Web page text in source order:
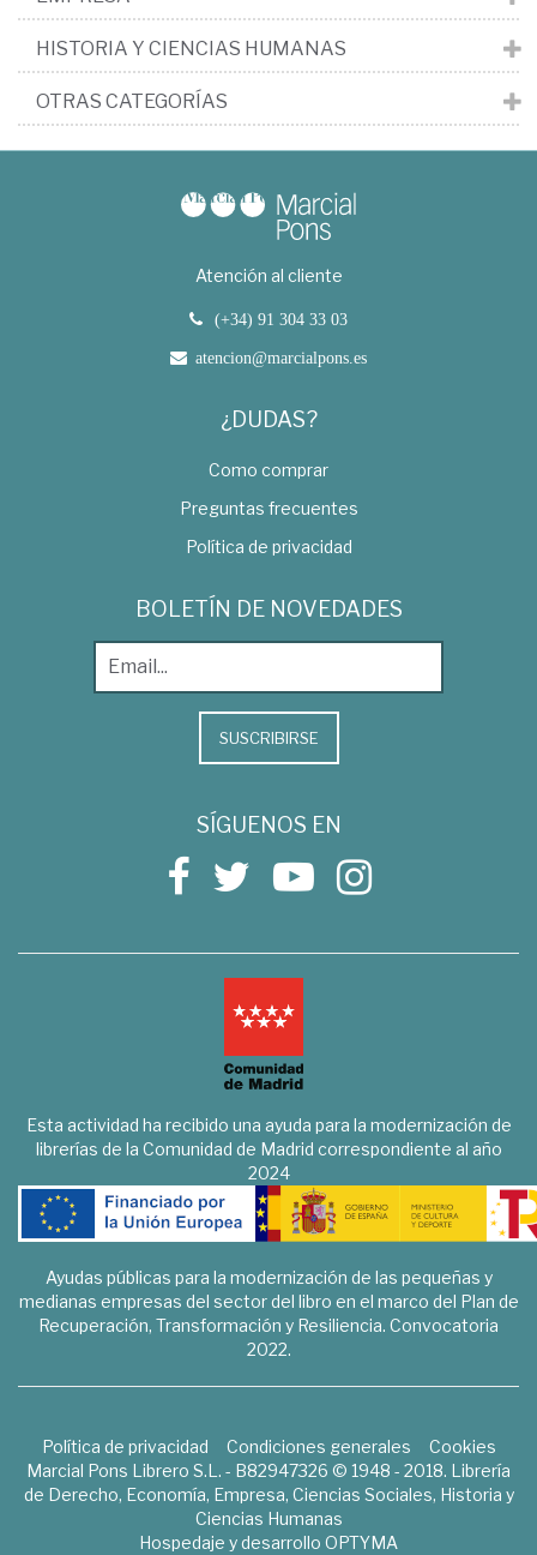
HISTORIA Y CIENCIAS HUMANAS
OTRAS CATEGORÍAS
Atención al cliente
(+34) 91 304 33 03
atencion@marcialpons.es
¿DUDAS?
Como comprar
Preguntas frecuentes
Política de privacidad
BOLETÍN DE NOVEDADES
SUSCRIBIRSE
SÍGUENOS EN
Esta actividad ha recibido una ayuda para la modernización de
librerías de la Comunidad de Madrid correspondiente al año
2024
Ayudas públicas para la modernización de las pequeñas y
medianas empresas del sector del libro en el marco del Plan de
Recuperación, Transformación y Resiliencia. Convocatoria
2022.
Política de privacidad Condiciones generales
Cookies
Marcial Pons Librero S.L. - B82947326 © 1948 - 2018. Librería
de Derecho, Economía, Empresa, Ciencias Sociales, Historia y
Ciencias Humanas
Hospedaje y desarrollo OPTYMA